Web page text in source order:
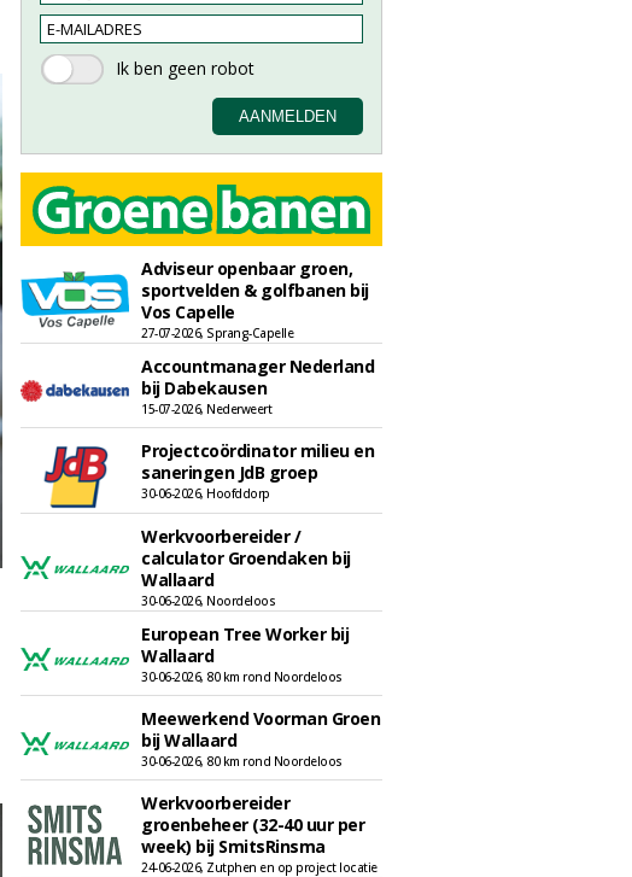
Adviseur openbaar groen,
sportvelden & golfbanen bij
Vos Capelle
27-07-2026, Sprang-Capelle
Accountmanager Nederland
bij Dabekausen
15-07-2026, Nederweert
Projectcoördinator milieu en
saneringen JdB groep
30-06-2026, Hoofddorp
Werkvoorbereider /
calculator Groendaken bij
Wallaard
30-06-2026, Noordeloos
European Tree Worker bij
Wallaard
30-06-2026, 80 km rond Noordeloos
Meewerkend Voorman Groen
bij Wallaard
30-06-2026, 80 km rond Noordeloos
Werkvoorbereider
groenbeheer (32-40 uur per
week) bij SmitsRinsma
24-06-2026, Zutphen en op project locatie